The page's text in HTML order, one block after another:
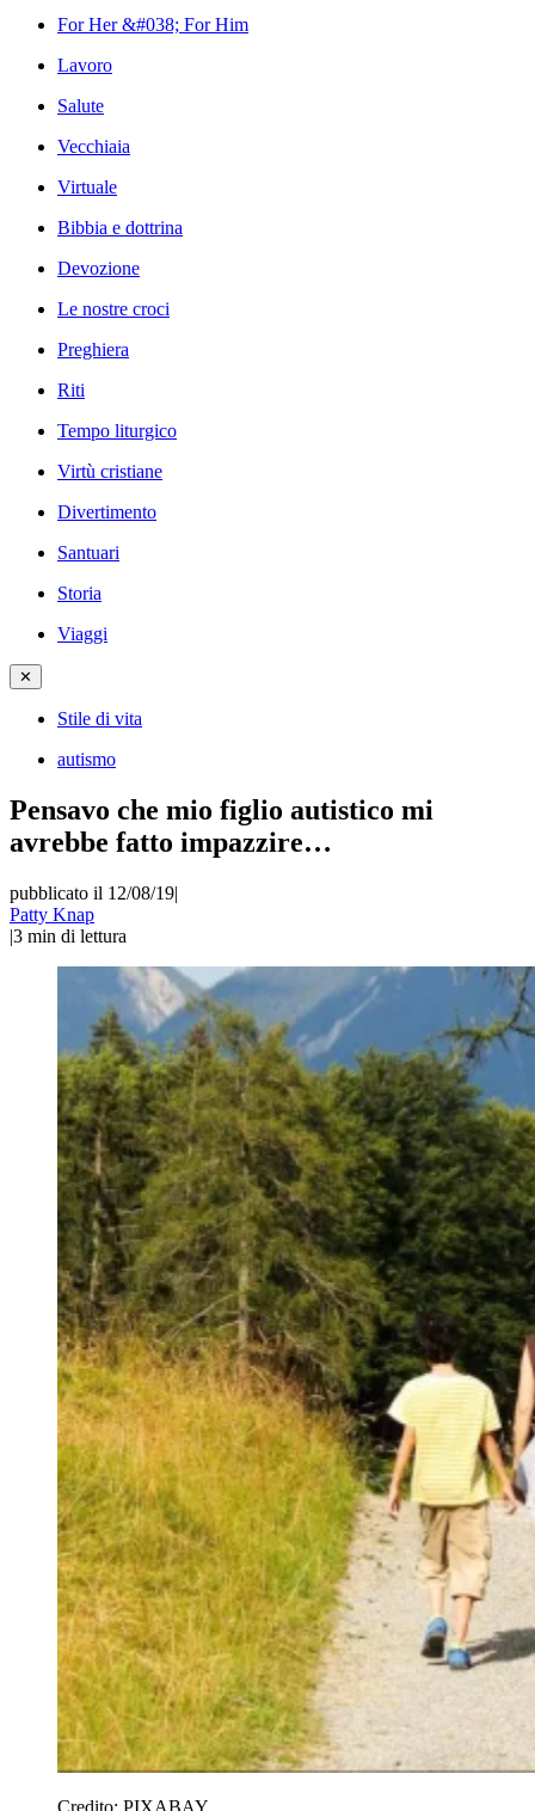
For Her &#038; For Him
Lavoro
Salute
Vecchiaia
Virtuale
Bibbia e dottrina
Devozione
Le nostre croci
Preghiera
Riti
Tempo liturgico
Virtù cristiane
Divertimento
Santuari
Storia
Viaggi
✕
Stile di vita
autismo
Pensavo che mio figlio autistico mi
avrebbe fatto impazzire…
pubblicato il 12/08/19|
Patty Knap
|3 min di lettura
Credito: PIXABAY